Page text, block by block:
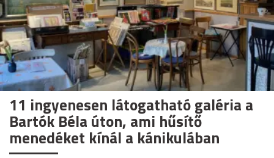
11 ingyenesen látogatható galéria a
Bartók Béla úton, ami hűsítő
menedéket kínál a kánikulában